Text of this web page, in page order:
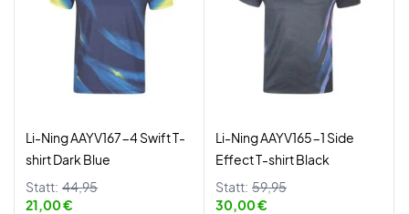
Li-Ning AAYV167-4 Swift T-
shirt Dark Blue
Statt: 44,95
21,00 €
Li-Ning AAYV165-1 Side
Effect T-shirt Black
Statt: 59,95
30,00 €